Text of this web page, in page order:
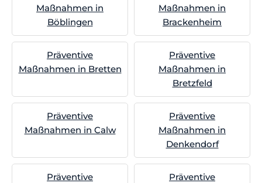
Maßnahmen in
Böblingen
Maßnahmen in
Brackenheim
Präventive
Maßnahmen in Bretten
Präventive
Maßnahmen in
Bretzfeld
Präventive
Maßnahmen in Calw
Präventive
Maßnahmen in
Denkendorf
Präventive
Präventive